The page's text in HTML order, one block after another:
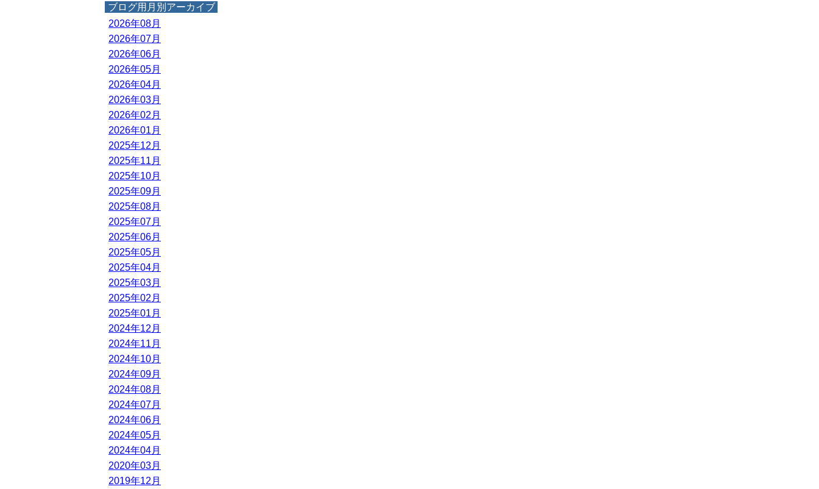
ブログ用月別アーカイブ
2026年08月
2026年07月
2026年06月
2026年05月
2026年04月
2026年03月
2026年02月
2026年01月
2025年12月
2025年11月
2025年10月
2025年09月
2025年08月
2025年07月
2025年06月
2025年05月
2025年04月
2025年03月
2025年02月
2025年01月
2024年12月
2024年11月
2024年10月
2024年09月
2024年08月
2024年07月
2024年06月
2024年05月
2024年04月
2020年03月
2019年12月